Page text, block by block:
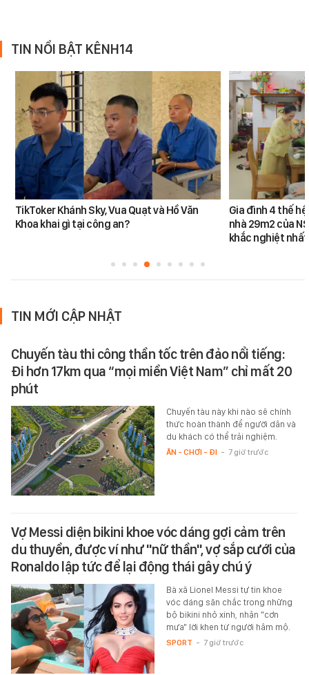
TIN NỔI BẬT KÊNH14
TikToker Khánh Sky, Vua Quạt và Hồ Văn
Khoa khai gì tại công an?
Gia đình 4 thế
nhà 29m2 của
khắc nghiệt
TIN MỚI CẬP NHẬT
Chuyến tàu thi công thần tốc trên đảo nổi tiếng:
Đi hơn 17km qua “mọi miền Việt Nam” chỉ mất 20
phút
Chuyến tàu này khi nào sẽ chính
thức hoàn thành để người dân và
du khách có thể trải nghiệm.
ĂN - CHƠI - ĐI - 7 giờ trước
Vợ Messi diện bikini khoe vóc dáng gợi cảm trên
du thuyền, được ví như "nữ thần", vợ sắp cưới của
Ronaldo lập tức để lại động thái gây chú ý
Bà xã Lionel Messi tự tin khoe
vóc dáng săn chắc trong những
bộ bikini nhỏ xinh, nhận "cơn
mưa" lời khen từ người hâm mộ.
SPORT - 7 giờ trước